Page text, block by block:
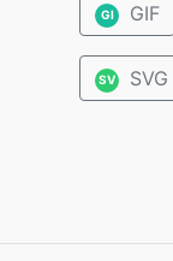
GI GIF
SV SVG